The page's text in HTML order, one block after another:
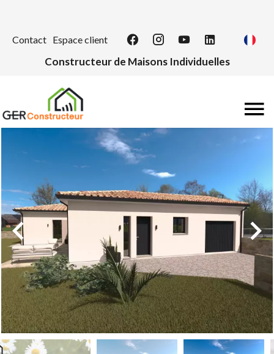
Contact Espace client
Constructeur de Maisons Individuelles